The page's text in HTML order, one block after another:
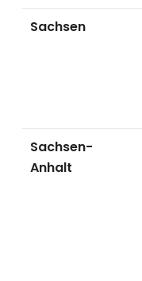
Sachsen
Sachsen-
Anhalt